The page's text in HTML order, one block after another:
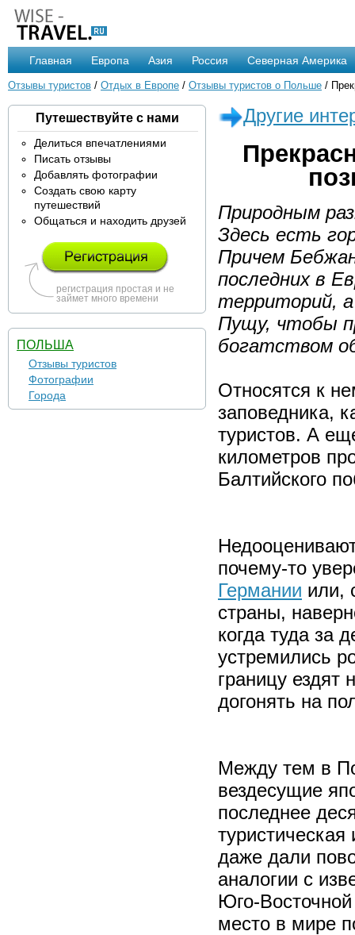
Главная Европа Азия Россия Северная Америка
Отзывы туристов / Отдых в Европе / Отзывы туристов о Польше /
Путешествуйте с нами
Делиться впечатлениями
Писать отзывы
Добавлять фотографии
Создать свою карту
путешествий
Общаться и находить друзей
регистрация простая и не
займет много времени
ПОЛЬША
Отзывы туристов
Фотографии
Города
Другие
Природным
Здесь есть
Причем
последних в
территорий,
Пущу, чтобы
богатством
Относятся к
заповедника,
туристов. А
километров
Балтийского
почему-то
Германии или,
страны,
когда туда за
устремились
границу ездят
догонять на
Между тем в
вездесущие
последнее
даже дали
аналогии с
Юго-
место в мире